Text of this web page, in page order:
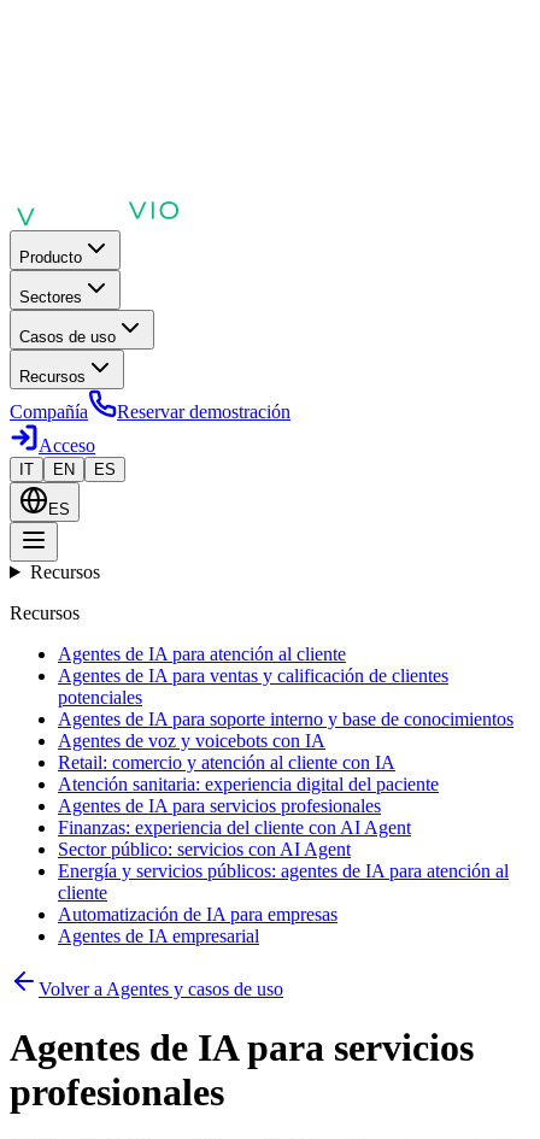
Producto
Sectores
Casos de uso
Recursos
Compañía
Reservar demostración
Acceso
IT EN ES
ES
Recursos
Recursos
Agentes de IA para atención al cliente
Agentes de IA para ventas y calificación de clientes
potenciales
Agentes de IA para soporte interno y base de conocimientos
Agentes de voz y voicebots con IA
Retail: comercio y atención al cliente con IA
Atención sanitaria: experiencia digital del paciente
Agentes de IA para servicios profesionales
Finanzas: experiencia del cliente con AI Agent
Sector público: servicios con AI Agent
Energía y servicios públicos: agentes de IA para atención al
cliente
Automatización de IA para empresas
Agentes de IA empresarial
Volver a Agentes y casos de uso
Agentes de IA para servicios
profesionales